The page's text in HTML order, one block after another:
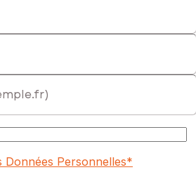
Données Personnelles*